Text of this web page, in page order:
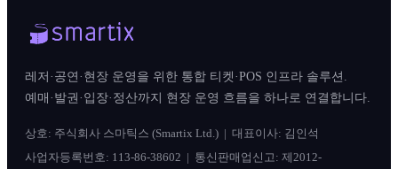
레저·공연·현장 운영을 위한 통합 티켓·POS 인프라 솔루션.
예매·발권·입장·정산까지 현장 운영 흐름을 하나로 연결합니다.
상호: 주식회사 스마틱스 (Smartix Ltd.) | 대표이사: 김인석
사업자등록번호: 113-86-38602 | 통신판매업신고: 제2012-